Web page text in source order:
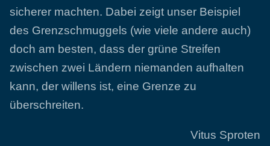
sicherer machten. Dabei zeigt unser Beispiel
des Grenzschmuggels (wie viele andere auch)
doch am besten, dass der grüne Streifen
zwischen zwei Ländern niemanden aufhalten
kann, der willens ist, eine Grenze zu
überschreiten.
Vitus Sproten